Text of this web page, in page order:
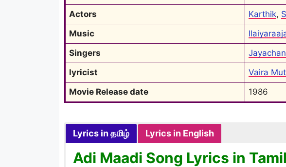
Actors
Karthik,
Music
Singers
lyricist
Vaira
Movie Release date
1986
Lyrics in தமிழ் Lyrics in English
Adi Maadi Song Lyrics in Tamil